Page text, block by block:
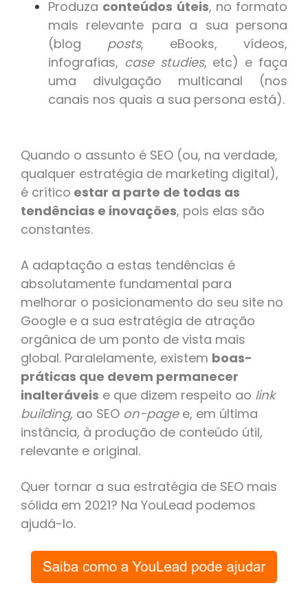
Produza conteúdos úteis, no formato
mais relevante para a sua persona
(blog posts, eBooks, vídeos,
infografias, case studies, etc) e faça
uma divulgação multicanal (nos
canais nos quais a sua persona está).
Quando o assunto é SEO (ou, na verdade,
qualquer estratégia de marketing digital),
é crítico estar a parte de todas as
tendências e inovações, pois elas são
constantes.
A adaptação a estas tendências é
absolutamente fundamental para
melhorar o posicionamento do seu site no
Google e a sua estratégia de atração
orgânica de um ponto de vista mais
global. Paralelamente, existem boas-
práticas que devem permanecer
inalteráveis e que dizem respeito ao link
building, ao SEO on-pagee, em última
instância, à produção de conteúdo útil,
relevante e original.
Quer tornar a sua estratégia de SEO mais
sólida em 2021? Na YouLead podemos
ajudá-lo.